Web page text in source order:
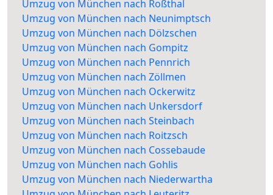
Umzug von München nach Roßthal
Umzug von München nach Neunimptsch
Umzug von München nach Dölzschen
Umzug von München nach Gompitz
Umzug von München nach Pennrich
Umzug von München nach Zöllmen
Umzug von München nach Ockerwitz
Umzug von München nach Unkersdorf
Umzug von München nach Steinbach
Umzug von München nach Roitzsch
Umzug von München nach Cossebaude
Umzug von München nach Gohlis
Umzug von München nach Niederwartha